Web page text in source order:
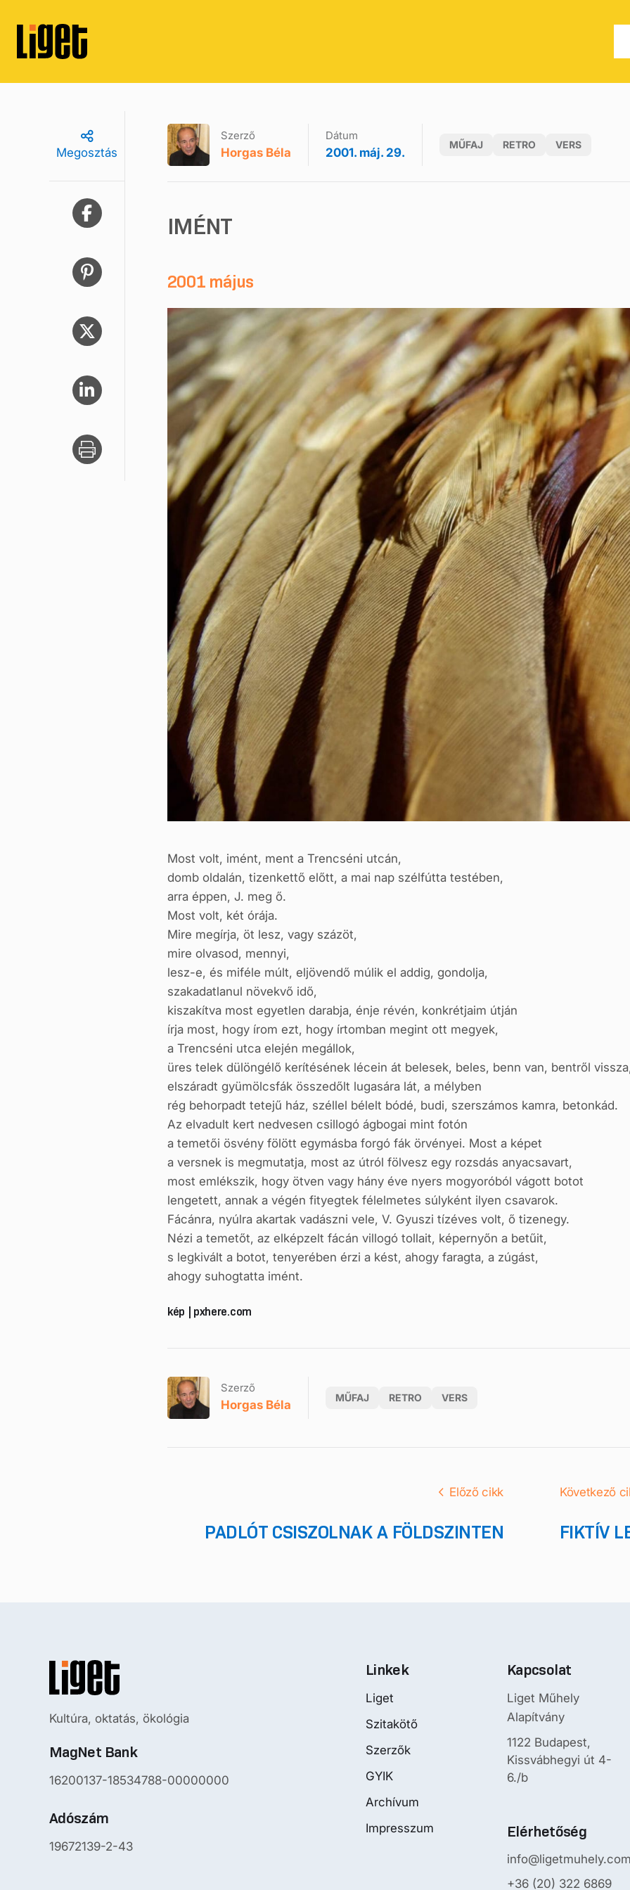
Megosztás
Szerző
Horgas Béla
Dátum
2001. máj. 29.
MŰFAJ RETRO VERS
IMÉNT
2001 május
Most volt, imént, ment a Trencséni utcán,
domb oldalán, tizenkettő előtt, a mai nap szélfútta testében,
arra éppen, J. meg ő.
Most volt, két órája.
Mire megírja, öt lesz, vagy százöt,
mire olvasod, mennyi,
lesz-e, és miféle múlt, eljövendő múlik el addig, gondolja,
szakadatlanul növekvő idő,
kiszakítva most egyetlen darabja, énje révén, konkrétjaim útján
írja most, hogy írom ezt, hogy írtomban megint ott megyek,
a Trencséni utca elején megállok,
üres telek dülöngélő kerítésének lécein át belesek, beles, benn van, bentről
elszáradt gyümölcsfák összedőlt lugasára lát, a mélyben
rég behorpadt tetejű ház, széllel bélelt bódé, budi, szerszámos kamra, betonkád.
Az elvadult kert nedvesen csillogó ágbogai mint fotón
a temetői ösvény fölött egymásba forgó fák örvényei. Most a képet
a versnek is megmutatja, most az útról fölvesz egy rozsdás anyacsavart,
most emlékszik, hogy ötven vagy hány éve nyers mogyoróból vágott botot
lengetett, annak a végén fityegtek félelmetes súlyként ilyen csavarok.
Fácánra, nyúlra akartak vadászni vele, V. Gyuszi tízéves volt, ő tizenegy.
Nézi a temetőt, az elképzelt fácán villogó tollait, képernyőn a betűit,
s legkivált a botot, tenyerében érzi a kést, ahogy faragta, a zúgást,
ahogy suhogtatta imént.
kép | pxhere.com
Szerző
Horgas Béla
MŰFAJ RETRO VERS
Előző cikk
PADLÓT CSISZOLNAK A FÖLDSZINTEN
Következő
FIKTÍV
Kultúra, oktatás, ökológia
MagNet Bank
16200137-18534788-00000000
Adószám
19672139-2-43
Linkek
Liget
Szitakötő
Szerzők
GYIK
Archívum
Impresszum
Kapcsolat
Liget Műhely
Alapítvány
1122 Budapest,
Kissvábhegyi út 4-
6./b
Elérhetőség
+36 (20) 322 6869